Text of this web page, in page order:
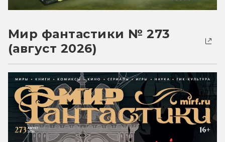
Мир фантастики № 273
(август 2026)